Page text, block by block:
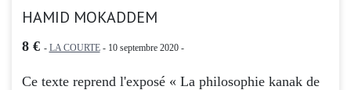
HAMID MOKADDEM
8 € - LA COURTE- 10 septembre 2020 -
Ce texte reprend l'exposé « La philosophie kanak de